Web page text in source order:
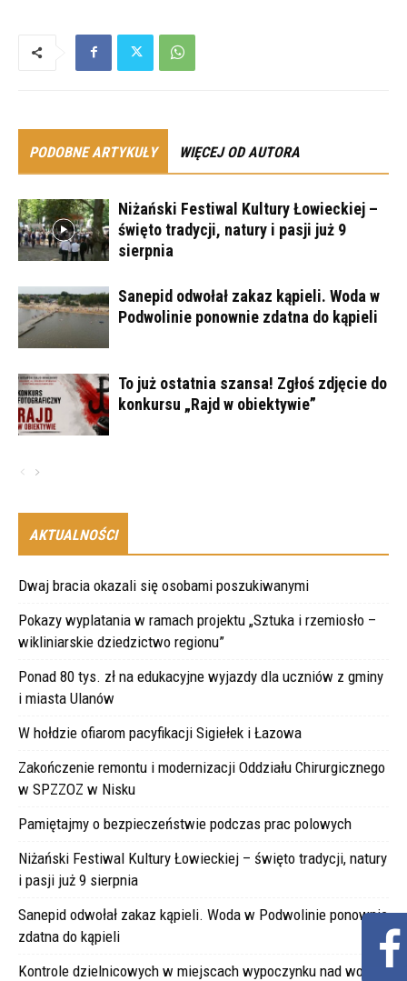
PODOBNE ARTYKUŁY WIĘCEJ OD AUTORA
Niżański Festiwal Kultury Łowieckiej –
święto tradycji, natury i pasji już 9
sierpnia
Sanepid odwołał zakaz kąpieli. Woda w
Podwolinie ponownie zdatna do kąpieli
To już ostatnia szansa! Zgłoś zdjęcie do
konkursu „Rajd w obiektywie”
AKTUALNOŚCI
Dwaj bracia okazali się osobami poszukiwanymi
Pokazy wyplatania w ramach projektu „Sztuka i rzemiosło –
wikliniarskie dziedzictwo regionu”
Ponad 80 tys. zł na edukacyjne wyjazdy dla uczniów z gminy
i miasta Ulanów
W hołdzie ofiarom pacyfikacji Sigiełek i Łazowa
Zakończenie remontu i modernizacji Oddziału Chirurgicznego
w SPZZOZ w Nisku
Pamiętajmy o bezpieczeństwie podczas prac polowych
Niżański Festiwal Kultury Łowieckiej – święto tradycji, natury
i pasji już 9 sierpnia
Sanepid odwołał zakaz kąpieli. Woda w Podwolinie ponownie
zdatna do kąpieli
Kontrole dzielnicowych w miejscach wypoczynku nad wodą